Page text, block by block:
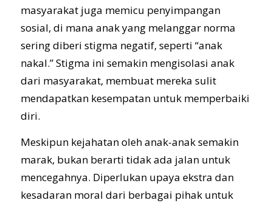
masyarakat juga memicu penyimpangan
sosial, di mana anak yang melanggar norma
sering diberi stigma negatif, seperti “anak
nakal.” Stigma ini semakin mengisolasi anak
dari masyarakat, membuat mereka sulit
mendapatkan kesempatan untuk memperbaiki
diri.
Meskipun kejahatan oleh anak-anak semakin
marak, bukan berarti tidak ada jalan untuk
mencegahnya. Diperlukan upaya ekstra dan
kesadaran moral dari berbagai pihak untuk